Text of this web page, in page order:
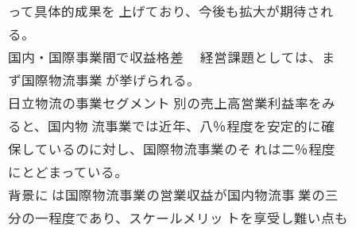
って具体的成果を 上げており、今後も拡大が期待され
る。
国内・国際事業間で収益格差 経営課題としては、ま
ず国際物流事業 が挙げられる。
日立物流の事業セグメント 別の売上高営業利益率をみ
ると、国内物 流事業では近年、八％程度を安定的に確
保しているのに対し、国際物流事業のそ れは二％程度
にとどまっている。
背景に は国際物流事業の営業収益が国内物流事 業の三
分の一程度であり、スケールメリッ トを享受し難い点も